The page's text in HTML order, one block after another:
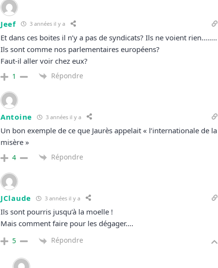
Jeef 3 années il y a
Et dans ces boites il n’y a pas de syndicats? Ils ne voient rien……..
Ils sont comme nos parlementaires européens?
Faut-il aller voir chez eux?
1 Répondre
Antoine 3 années il y a
Un bon exemple de ce que Jaurès appelait « l’internationale de la
misère »
4 Répondre
JClaude 3 années il y a
Ils sont pourris jusqu’à la moelle !
Mais comment faire pour les dégager….
5 Répondre